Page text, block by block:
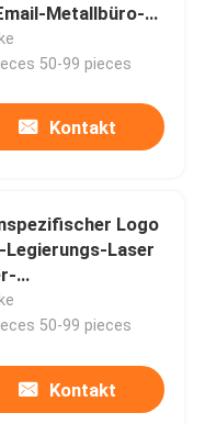
Metallbüro-
50-99 pieces
Kontakt
Logo
Legierungs-Laser
50-99 pieces
Kontakt